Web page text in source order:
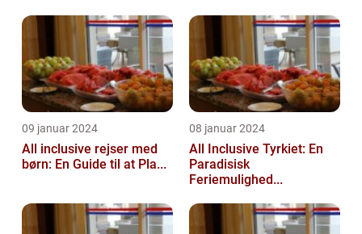
09 januar 2024
All inclusive rejser med
børn: En Guide til at Pla...
08 januar 2024
All Inclusive Tyrkiet: En
Paradisisk
Feriemulighed...